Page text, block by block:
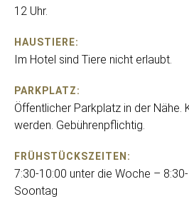
12 Uhr.
HAUSTIERE:
Im Hotel sind Tiere nicht erlaubt.
PARKPLATZ:
Öffentlicher Parkplatz in der Nähe.
werden. Gebührenpflichtig.
FRÜHSTÜCKSZEITEN:
7:30-10:00 unter die Woche –
Soontag